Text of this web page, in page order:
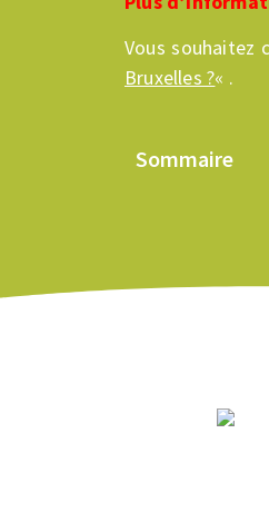
Vous souhaitez
Bruxelles ?« .
Sommaire